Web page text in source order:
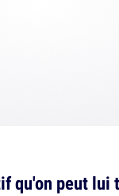
qu'on peut lui